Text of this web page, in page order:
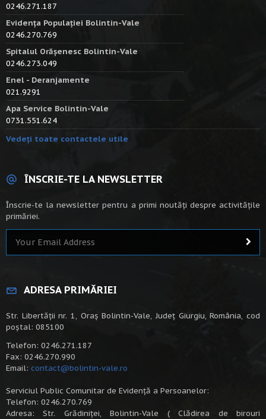
0246.271.187
Evidența Populației Bolintin-Vale
0246.270.769
Spitalul Orășenesc Bolintin-Vale
0246.273.049
Enel - Deranjamente
021.9291
Apa Service Bolintin-Vale
0731.551.624
Vedeți toate contactele utile
ÎNSCRIE-TE LA NEWSLETTER
Înscrie-te la newsletter pentru a primi noutăți despre activitățile
primăriei.
ADRESA PRIMĂRIEI
Str. Libertății nr. 1, Oraș Bolintin-Vale, Județ Giurgiu, România, cod
poștal: 085100
Telefon: 0246.271.187
Fax: 0246.270.990
Email: contact@bolintin-vale.ro
Serviciul Public Comunitar de Evidență a Persoanelor:
Telefon: 0246.270.769
Adresa: Str. Grădiniței, Bolintin-Vale ( Clădirea de birouri